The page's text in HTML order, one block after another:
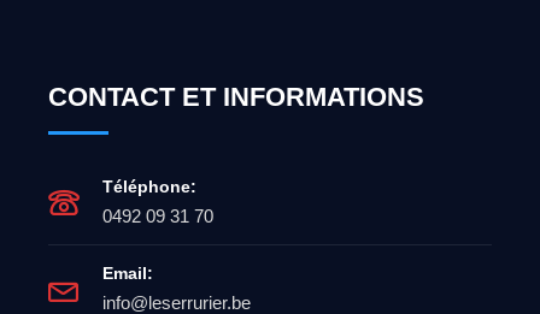
CONTACT ET INFORMATIONS
Téléphone:
0492 09 31 70
Email:
info@leserrurier.be